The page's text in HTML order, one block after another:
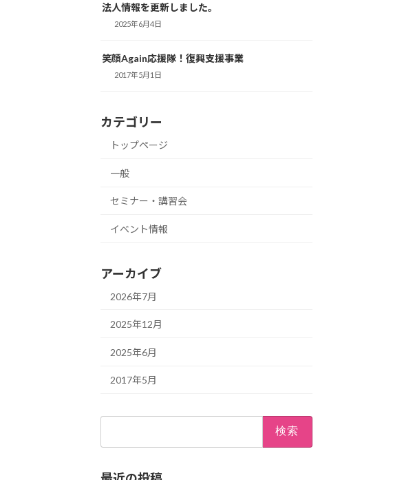
法人情報を更新しました。
2025年6月4日
笑顔Again応援隊！復興支援事業
2017年5月1日
カテゴリー
トップページ
一般
セミナー・講習会
イベント情報
アーカイブ
2026年7月
2025年12月
2025年6月
2017年5月